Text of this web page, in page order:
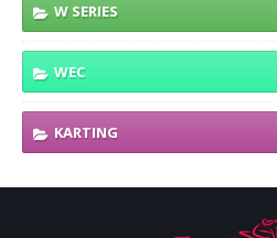
W SERIES
WEC
KARTING